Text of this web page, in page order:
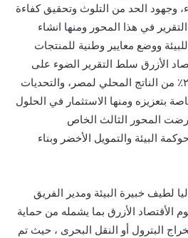
وجهود الحد من التلوث وتحقيق كفاءة
في هذا المحور ومنها انشاء
ووضع معايير وطنية للمنتجات
الأزرق سلط التقرير الضوء على
أهميته حيث يمثل أكثر من ٢٠٪ من الناتج المحلي لمصر، والتحديات
بتعزيزه ومنها الاستثمار في الحلول
المحور الثالث الخاص
البيئة والتمويل الأخضر وبناء
لطيف خبيرة البيئة ومدير الفريق
الأقتصاد الأزرق بما يشمله من حماية
البترول أو النقل البحرى ، حيث تم